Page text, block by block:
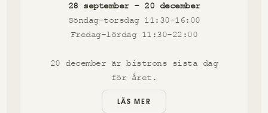
28 september - 20 december
Söndag-torsdag 11:30-16:00
Fredag-lördag 11:30-22:00
20 december är bistrons sista dag
för året.
LÄS MER